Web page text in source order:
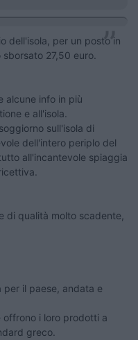
dell'isola, per un posto in
27,50 euro.
alcune info in più
e all'isola.
sull'isola di
dell'intero periplo del
all'incantevole spiaggia
di qualità molto scadente,
il paese, andata e
offrono i loro prodotti a
greco.